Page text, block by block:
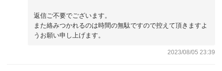
返信ご不要でございます。
また絡みつかれるのは時間の無駄ですので控えて頂きますよ
うお願い申し上げます。
2023/08/05 23:39